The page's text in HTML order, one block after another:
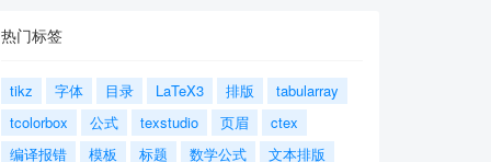
热门标签
tikz 字体 目录 LaTeX3 排版
tabularray
tcolorbox
公式 texstudio 页眉
ctex
编译报错
模板 标题 数学公式
文本排版